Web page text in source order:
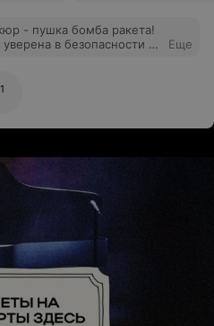
- пушка бомба ракета!
в безопасности и
Еще